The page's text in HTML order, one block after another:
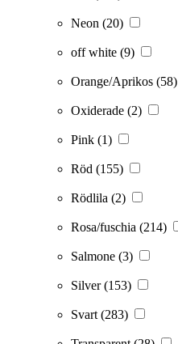
Neon (20)
off white (9)
Orange/Aprikos (58)
Oxiderade (2)
Pink (1)
Röd (155)
Rödlila (2)
Rosa/fuschia (214)
Salmone (3)
Silver(153)
Svart (283)